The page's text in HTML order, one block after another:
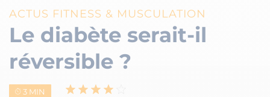
ACTUS FITNESS & MUSCULATION
Le diabète serait-il
réversible ?
3 MIN